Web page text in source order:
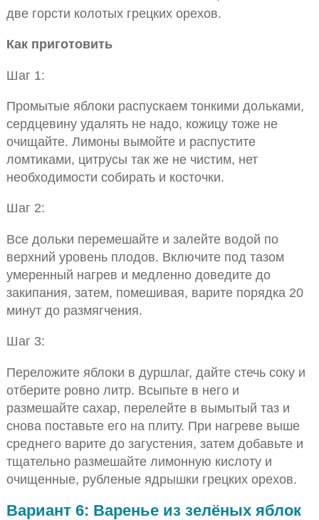
две горсти колотых грецких орехов.
Как приготовить
Шаг 1:
Промытые яблоки распускаем тонкими дольками,
сердцевину удалять не надо, кожицу тоже не
очищайте. Лимоны вымойте и распустите
ломтиками, цитрусы так же не чистим, нет
необходимости собирать и косточки.
Шаг 2:
Все дольки перемешайте и залейте водой по
верхний уровень плодов. Включите под тазом
умеренный нагрев и медленно доведите до
закипания, затем, помешивая, варите порядка 20
минут до размягчения.
Шаг 3:
Переложите яблоки в дуршлаг, дайте стечь соку и
отберите ровно литр. Всыпьте в него и
размешайте сахар, перелейте в вымытый таз и
снова поставьте его на плиту. При нагреве выше
среднего варите до загустения, затем добавьте и
тщательно размешайте лимонную кислоту и
очищенные, рубленые ядрышки грецких орехов.
Вариант 6: Варенье из зелёных яблок